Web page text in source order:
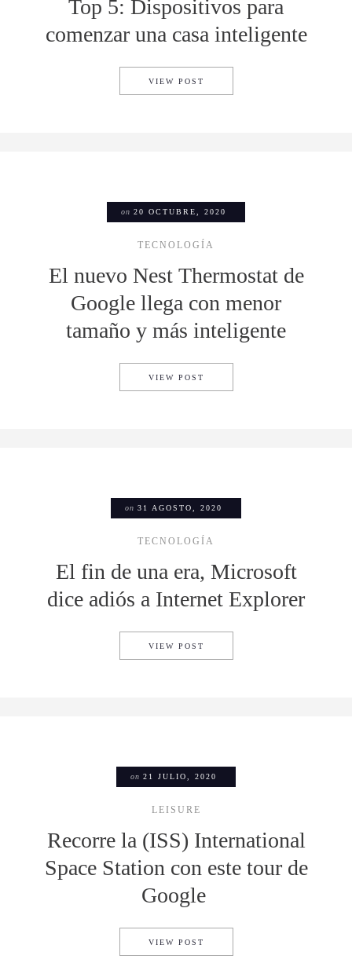
Top 5: Dispositivos para
comenzar una casa inteligente
VIEW POST
on 20 OCTUBRE, 2020
TECNOLOGÍA
El nuevo Nest Thermostat de
Google llega con menor
tamaño y más inteligente
VIEW POST
on 31 AGOSTO, 2020
TECNOLOGÍA
El fin de una era, Microsoft
dice adiós a Internet Explorer
VIEW POST
on 21 JULIO, 2020
LEISURE
Recorre la (ISS) International
Space Station con este tour de
Google
VIEW POST